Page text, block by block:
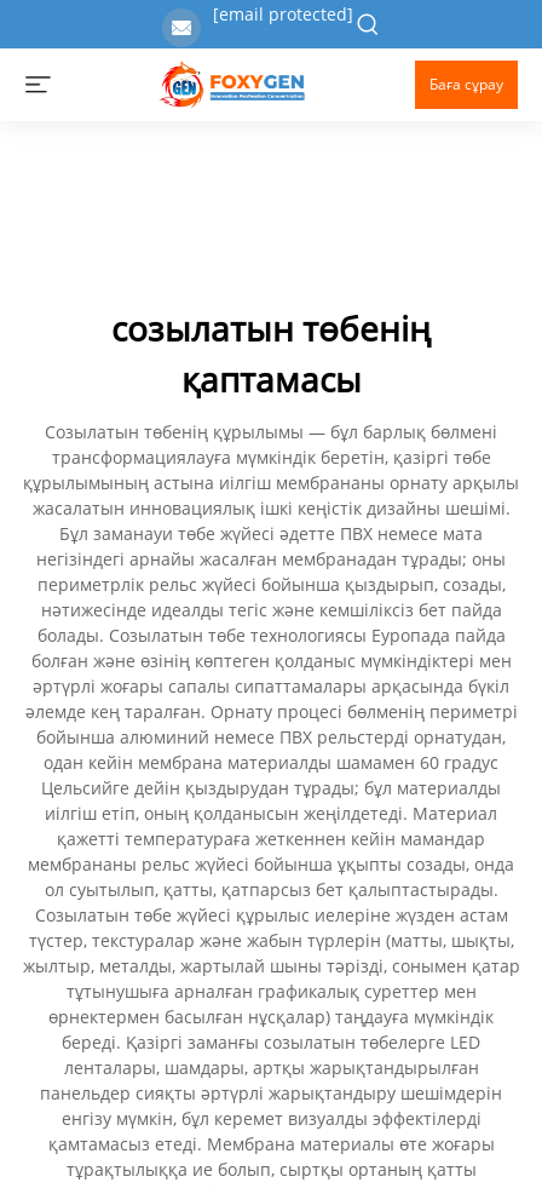
[email protected]
Баға сұрау
созылатын төбенің
қаптамасы
Созылатын төбенің құрылымы — бұл барлық бөлмені
трансформациялауға мүмкіндік беретін, қазіргі төбе
құрылымының астына иілгіш мембрананы орнату арқылы
жасалатын инновациялық ішкі кеңістік дизайны шешімі.
Бұл заманауи төбе жүйесі әдетте ПВХ немесе мата
негізіндегі арнайы жасалған мембранадан тұрады; оны
периметрлік рельс жүйесі бойынша қыздырып, созады,
нәтижесінде идеалды тегіс және кемшіліксіз бет пайда
болады. Созылатын төбе технологиясы Еуропада пайда
болған және өзінің көптеген қолданыс мүмкіндіктері мен
әртүрлі жоғары сапалы сипаттамалары арқасында бүкіл
әлемде кең таралған. Орнату процесі бөлменің периметрі
бойынша алюминий немесе ПВХ рельстерді орнатудан,
одан кейін мембрана материалды шамамен 60 градус
Цельсийге дейін қыздырудан тұрады; бұл материалды
иілгіш етіп, оның қолданысын жеңілдетеді. Материал
қажетті температураға жеткеннен кейін мамандар
мембрананы рельс жүйесі бойынша ұқыпты созады, онда
ол суытылып, қатты, қатпарсыз бет қалыптастырады.
Созылатын төбе жүйесі құрылыс иелеріне жүзден астам
түстер, текстуралар және жабын түрлерін (матты, шықты,
жылтыр, металды, жартылай шыны тәрізді, сонымен қатар
тұтынушыға арналған графикалық суреттер мен
өрнектермен басылған нұсқалар) таңдауға мүмкіндік
береді. Қазіргі заманғы созылатын төбелерге LED
ленталары, шамдары, артқы жарықтандырылған
панельдер сияқты әртүрлі жарықтандыру шешімдерін
енгізу мүмкін, бұл керемет визуалды эффектілерді
қамтамасыз етеді. Мембрана материалы өте жоғары
тұрақтылыққа ие болып, сыртқы ортаның қатты